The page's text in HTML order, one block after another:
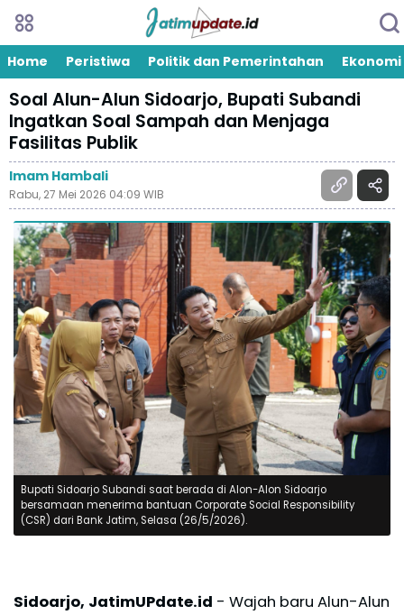
Home Peristiwa Politik dan Pemerintahan Ekonomi
Soal Alun-Alun Sidoarjo, Bupati Subandi
Ingatkan Soal Sampah dan Menjaga
Fasilitas Publik
Imam Hambali
Rabu, 27 Mei 2026 04:09 WIB
Bupati Sidoarjo Subandi saat berada di Alon-Alon Sidoarjo
bersamaan menerima bantuan Corporate Social Responsibility
(CSR) dari Bank Jatim, Selasa (26/5/2026).
Sidoarjo, JatimUPdate.id - Wajah baru Alun-Alun